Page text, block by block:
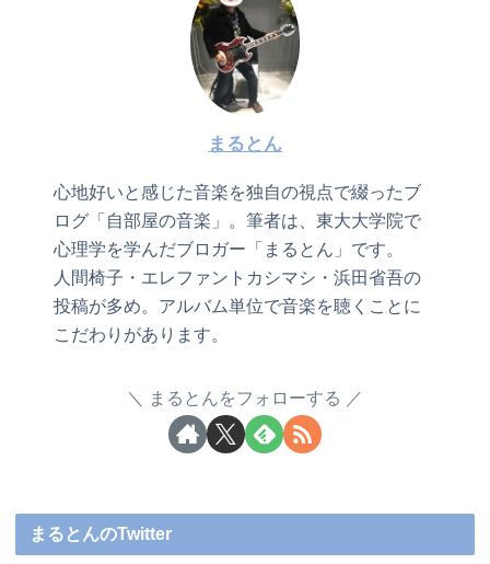
まるとん
心地好いと感じた音楽を独自の視点で綴ったブ
ログ「自部屋の音楽」。筆者は、東大大学院で
心理学を学んだブロガー「まるとん」です。
人間椅子・エレファントカシマシ・浜田省吾の
投稿が多め。アルバム単位で音楽を聴くことに
こだわりがあります。
まるとんをフォローする
まるとんのTwitter